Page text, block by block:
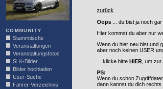
COMMUNITY
Stammtische
Veranstaltungen
Veranstaltungsfotos
SLK-Bilder
Bilder hochladen
User-Suche
Fahrer-Verzeichnis
zurück
Oops ... du bist ja noch
Hier kommst du aber nur
Wenn du hier neu bist und
aber noch keinen USER
... klicke bitte HIER , um
PS:
Wenn du schon
dann kannst du dich rechts